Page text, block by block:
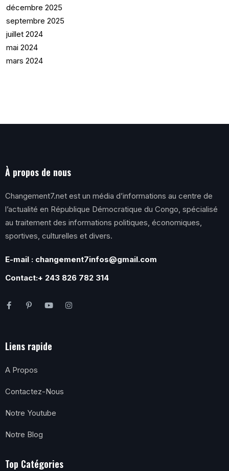
décembre 2025
septembre 2025
juillet 2024
mai 2024
mars 2024
À propos de nous
Changement7.net est un média d’informations au centre de
l’actualité en République Démocratique du Congo, spécialisé
au traitement des informations politiques, économiques,
sportives, culturelles et divers.
E-mail : changement7infos@gmail.com
Contact:+ 243 826 782 314
Liens rapide
A Propos
Contactez-Nous
Notre Youtube
Notre Blog
Top Catégories